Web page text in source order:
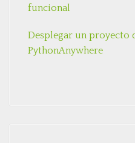
funcional
Desplegar un proyecto
PythonAnywhere